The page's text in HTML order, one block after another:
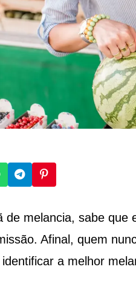
de melancia, sabe que
Afinal, quem
a melhor